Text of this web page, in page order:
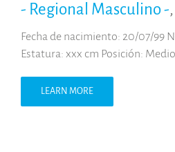
- Regional Masculino -,
Fecha de nacimiento: 20/07/99
Estatura: xxx cm Posición:
LEARN MORE